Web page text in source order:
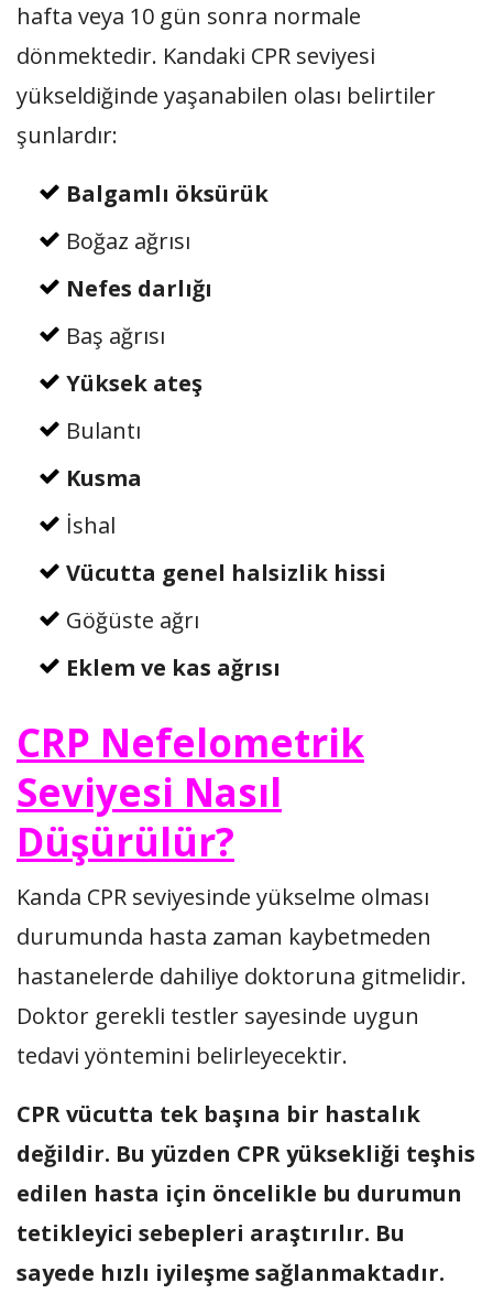
hafta veya 10 gün sonra normale
dönmektedir. Kandaki CPR seviyesi
yükseldiğinde yaşanabilen olası belirtiler
şunlardır:
Balgamlı öksürük
Boğaz ağrısı
Nefes darlığı
Baş ağrısı
Yüksek ateş
Bulantı
Kusma
İshal
Vücutta genel halsizlik hissi
Göğüste ağrı
Eklem ve kas ağrısı
CRP Nefelometrik
Seviyesi Nasıl
Düşürülür?
Kanda CPR seviyesinde yükselme olması
durumunda hasta zaman kaybetmeden
hastanelerde dahiliye doktoruna gitmelidir.
Doktor gerekli testler sayesinde uygun
tedavi yöntemini belirleyecektir.
CPR vücutta tek başına bir hastalık
değildir. Bu yüzden CPR yüksekliği teşhis
edilen hasta için öncelikle bu durumun
tetikleyici sebepleri araştırılır. Bu
sayede hızlı iyileşme sağlanmaktadır.